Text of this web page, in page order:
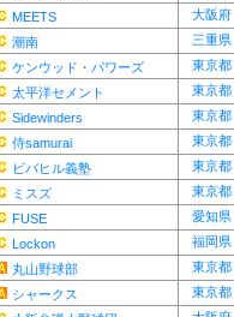
MEETS 大阪府
潮南 三重県
ケンウッド・パワーズ 東京都
太平洋セメント 東京都
Sidewinders 東京都
侍samurai 東京都
ビバヒル義塾 東京都
ミスズ 東京都
FUSE 愛知県
Lockon 福岡県
丸山野球部 東京都
シャークス 東京都